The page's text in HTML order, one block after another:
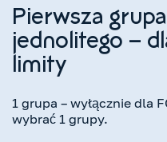
Pierwsza
jednolitego –
limity
1 grupa – wyłącznie dla
wybrać 1 grupy.